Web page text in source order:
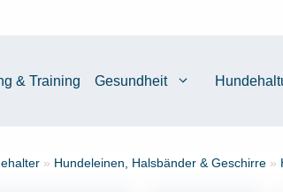
& Training Gesundheit
» Hundeleinen, Halsbänder & Geschirre »